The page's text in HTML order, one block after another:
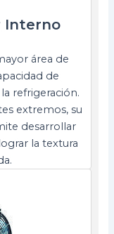
Interno
área de
de
refrigeración.
extremos, su
desarrollar
la textura